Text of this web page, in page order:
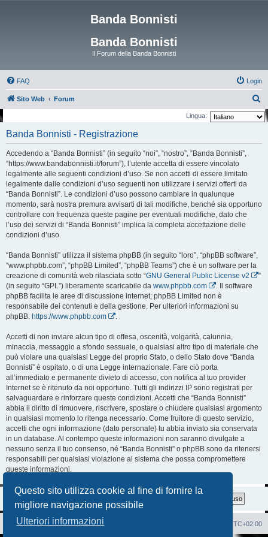
Questo sito utilizza cookie al fine di fornire la
migliore navigazione possibile
Ulteriori informazioni
Banda Bonnisti
Banda Bonnisti
Il Forum della Banda Bonnisti
FAQ Login
Sito Web Forum
e
Lingua:
Banda Bonnisti - Registrazione
Accedendo a “Banda Bonnisti” (in seguito “noi”, “nostro”, “Banda Bonnisti”,
“https://www.bandabonnisti.it/forum”), l’utente accetta di essere vincolato
legalmente alle seguenti condizioni d’uso. Se non accetti di essere limitato
legalmente dalle condizioni d’uso seguenti non utilizzare i servizi offerti da
“Banda Bonnisti”. Le condizioni d’uso possono cambiare in qualunque
momento, sarà nostra premura avvisarti di tali modifiche, benché sia opportuno
controllare con frequenza queste pagine per eventuali modifiche, dato che
l’uso dei servizi di “Banda Bonnisti” implica la completa accettazione delle
condizioni d’uso.
“Banda Bonnisti” utilizza il sistema phpBB (in seguito “loro”, “phpBB software”,
“www.phpbb.com”, “phpBB Limited”, “phpBB Teams”) che è un software per la
creazione di comunità web rilasciata sotto “GNU General Public License v2
”
(in seguito “GPL”) liberamente scaricabile da www.phpbb.com
. Il software
phpBB facilita le aree di discussione internet; phpBB Limited non è
responsabile dei contenuti e della gestione. Per ulteriori informazioni su
phpBB: https://www.phpbb.com .
Accetti di non inviare alcun tipo di offesa, oscenità, volgarità, calunnia,
minaccia, messaggio a sfondo sessuale, o qualsiasi altro tipo di materiale che
può violare una qualsiasi Legge del proprio Stato, o dello Stato dove “Banda
Bonnisti” è ospitato, o di una Legge internazionale. Fare ciò porta
all’immediato e permanente divieto di accesso, con notifica al tuo provider
Internet se è ritenuto da noi opportuno. Tutti gli indirizzi IP sono registrati per
salvaguardare e rinforzare queste condizioni. Accetti che “Banda Bonnisti”
abbia il diritto di rimuovere, riscrivere, spostare o chiudere qualsiasi argomento
in qualsiasi momento lo ritenga necessario. Come fruitore di questo servizio,
accetti che ogni informazione (dato personale) tu abbia inviato sia conservata
in un database. Al contempo queste informazioni non saranno divulgate a
nessuno senza il tuo consenso, né “Banda Bonnisti” o phpBB sono da ritenersi
responsabili per qualsiasi violazione al sistema che possa compromettere
queste informazioni.
Sito Web Forum UTC+02:00